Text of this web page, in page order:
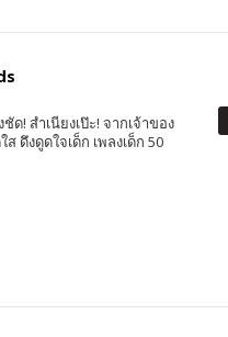
ด! สำเนียงเป๊ะ! จากเจ้าของ
ดึงดูดใจเด็ก เพลงเด็ก 50